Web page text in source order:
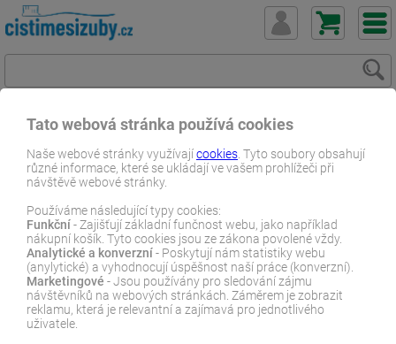
Tato webová stránka používá cookies
Naše webové stránky využívajícookies . Tyto soubory obsahují
různé informace, které se ukládají ve vašem prohlížeči při
návštěvě webové stránky.
Používáme následující typy cookies:
Funkční- Zajišťují základní funčnost webu, jako například
nákupní košík. Tyto cookies jsou ze zákona povolené vždy.
Analytické a konverzní- Poskytují nám statistiky webu
(anylytické) a vyhodnocují úspěšnost naší práce (konverzní).
Marketingové - Jsou používány pro sledování zájmu
návštěvníků na webových stránkách. Záměrem je zobrazit
reklamu, která je relevantní a zajímavá pro jednotlivého
uživatele.
ČistímeSiZuby.cz E-shop
Dentální zboží
Náhradní hlavice
Philips Sonicare dle názvu
E-SHOP